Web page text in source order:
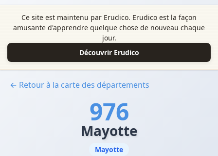
Ce site est maintenu par Erudico. Erudico est la façon
amusante d'apprendre quelque chose de nouveau chaque
jour.
Découvrir Erudico
← Retour à la carte des départements
976
Mayotte
Mayotte